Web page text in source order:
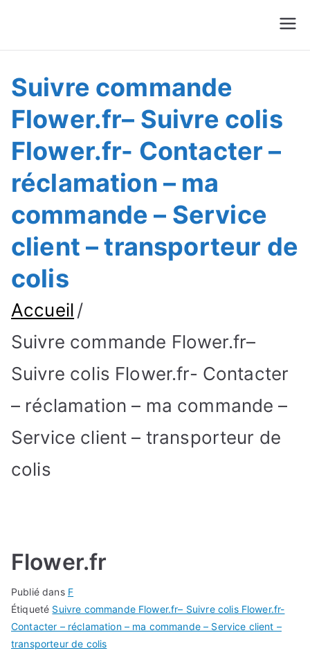
Suivre Colis - Suivre
Commande
Suivre commande
Flower.fr– Suivre colis
Flower.fr- Contacter –
réclamation – ma
commande – Service
client – transporteur de
colis
Accueil
Suivre commande Flower.fr–
Suivre colis Flower.fr- Contacter
– réclamation – ma commande –
Service client – transporteur de
colis
Flower.fr
Publié dans F
Étiqueté Suivre commande Flower.fr– Suivre colis Flower.fr-
Contacter – réclamation – ma commande – Service client –
transporteur de colis